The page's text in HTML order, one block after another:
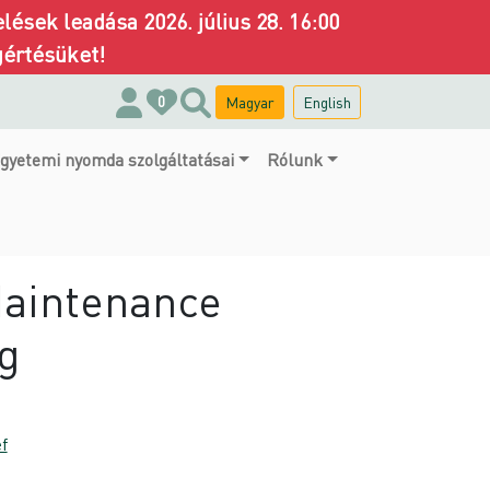
leadása 2026. július 28. 16:00
0 Magyar English
nyomda szolgáltatásai Rólunk